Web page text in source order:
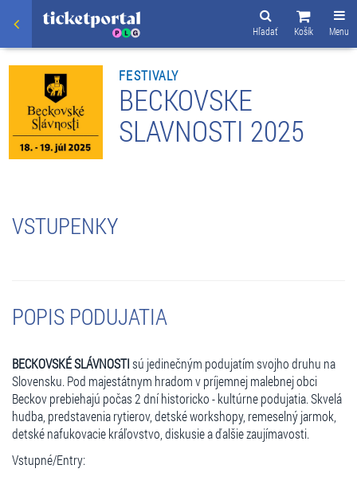
Menu
Košík
Hľadať
FESTIVALY
BECKOVSKE
SLAVNOSTI 2025
VSTUPENKY
POPIS PODUJATIA
BECKOVSKÉ SLÁVNOSTIsú jedinečným podujatím svojho druhu na
Slovensku. Pod majestátnym hradom v príjemnej malebnej obci
Beckov prebiehajú počas 2 dní historicko - kultúrne podujatia. Skvelá
hudba, predstavenia rytierov, detské workshopy, remeselný jarmok,
detské nafukovacie kráľovstvo, diskusie a ďalšie zaujímavosti.
Vstupné/Entry: